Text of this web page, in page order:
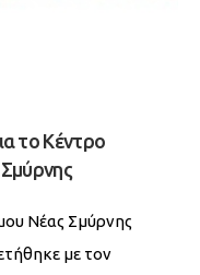
το Κέντρο
Νέας Σμύρνης
με τον